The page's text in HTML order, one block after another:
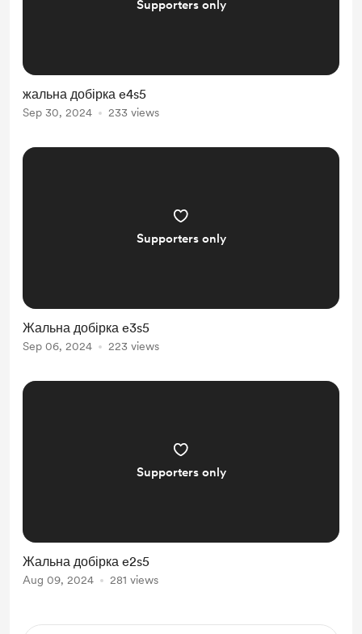
Supporters only
жальна добірка e4s5
Sep 30, 2024 233 views
Supporters only
Жальна добірка e3s5
Sep 06, 2024 223 views
Supporters only
Жальна добірка e2s5
Aug 09, 2024 281 views